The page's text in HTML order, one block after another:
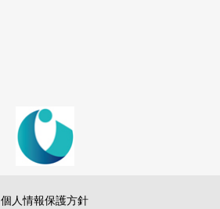
個人情報保護方針